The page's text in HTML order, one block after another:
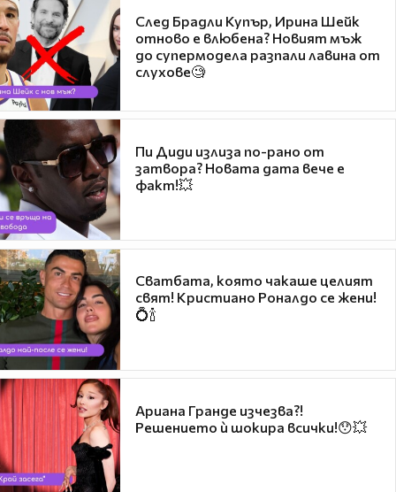
След Брадли Купър, Ирина Шейк
отново е влюбена? Новият мъж
до супермодела разпали лавина от
слухове🧐
Пи Диди излиза по-рано от
затвора? Новата дата вече е
факт!💥
Сватбата, която чакаше целият
свят! Кристиано Роналдо се жени!
💍🍾
Ариана Гранде изчезва?!
Решението ѝ шокира всички!😯💥